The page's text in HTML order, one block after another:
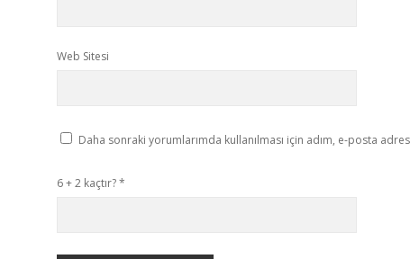
Web Sitesi
Daha sonraki yorumlarımda kullanılması için adım, e-posta
6 + 2 kaçtır?*